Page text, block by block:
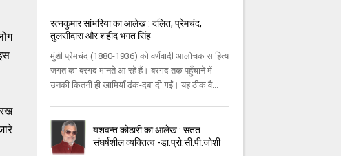
रत्नकुमार सांभरिया का आलेख : दलित, प्रेमचंद,
तुलसीदास और शहीद भगत सिंह
मुंशी प्रेमचंद (1880-1936) को वर्णवादी आलोचक साहित्य
जगत का बरगद मानते आ रहे हैं। बरगद तक पहुँचाने में
उनकी कितनी ही खामियाँ ढंक-दबा दी गईं। यह ठीक वै...
यशवन्‍त कोठारी का आलेख : सतत
संघर्षशील व्‍यक्‍तित्‍व -डा़.प्रो.सी.पी.जोशी